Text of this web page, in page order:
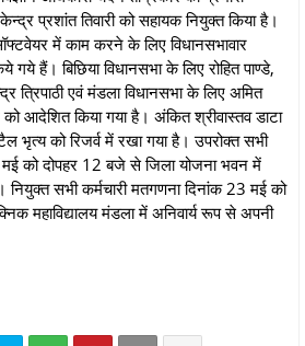
प्रशांत तिवारी को सहायक नियुक्त किया है।
में काम करने के लिए विधानसभावार
गये हैं। बिछिया विधानसभा के लिए रोहित पाण्डे,
त्रिपाठी एवं मंडला विधानसभा के लिए अमित
आदेशित किया गया है। अंकित श्रीवास्तव डाटा
को रिजर्व में रखा गया है। उपरोक्त सभी
मई को दोपहर 12 बजे से जिला योजना भवन में
नियुक्त सभी कर्मचारी मतगणना दिनांक 23 मई को
महाविद्यालय मंडला में अनिवार्य रूप से अपनी